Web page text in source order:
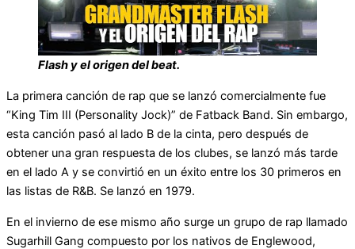
Flash y el origen del beat.
La primera canción de rap que se lanzó comercialmente fue
“King Tim III (Personality Jock)” de Fatback Band. Sin embargo,
esta canción pasó al lado B de la cinta, pero después de
obtener una gran respuesta de los clubes, se lanzó más tarde
en el lado A y se convirtió en un éxito entre los 30 primeros en
las listas de R&B. Se lanzó en 1979.
En el invierno de ese mismo año surge un grupo de rap llamado
Sugarhill Gang compuesto por los nativos de Englewood,